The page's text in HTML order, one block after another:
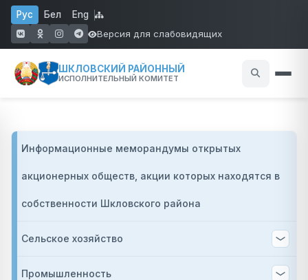
Перейти к основному содержанию
Рус Бел Eng
(открывается в новом окне)
(открывается в новом окне)
(открывается в новом окне)
(открывается в новом окне)
Версия для слабовидящих
ШКЛОВСКИЙ РАЙОННЫЙ
ИСПОЛНИТЕЛЬНЫЙ КОМИТЕТ Основная
Информационные меморандумы открытых
акционерных обществ, акции которых находятся в
собственности Шкловского района
Сельское хозяйство
Промышленность